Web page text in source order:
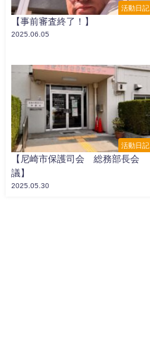
活動日記
【事前審査終了！】
2025.06.05
活動日記
【尼崎市保護司会 総務部長会
議】
2025.05.30